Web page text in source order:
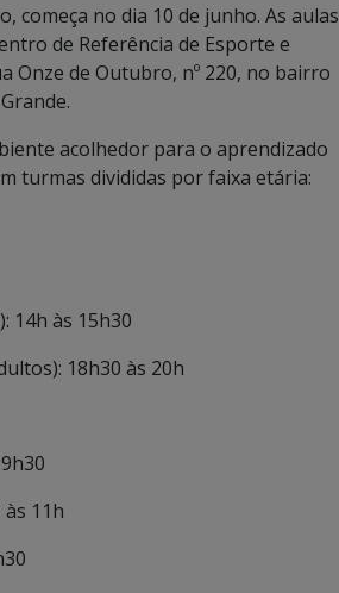
começa no dia 10 de junho. As aulas
de Referência de Esporte e
Onze de Outubro, nº 220, no bairro
acolhedor para o aprendizado
turmas divididas por faixa etária:
14h às 15h30
18h30 às 20h
11h